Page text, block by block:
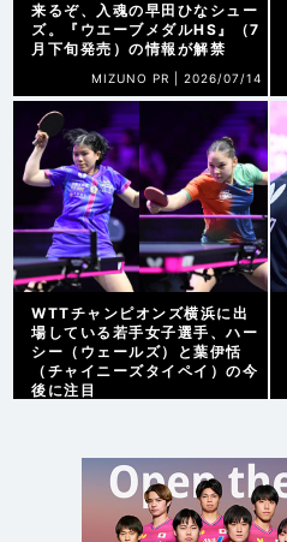
来るぞ、入魂の早田ひなシュー
ズ。『ウエーブメダルHS』（7
月下旬発売）の情報が解禁
MIZUNO PR | 2026/07/14
WTTチャンピオンズ横浜に出
場している若手女子選手、ハー
シー（ウェールズ）と葉伊恬
（チャイニーズタイペイ）の今
後に注目